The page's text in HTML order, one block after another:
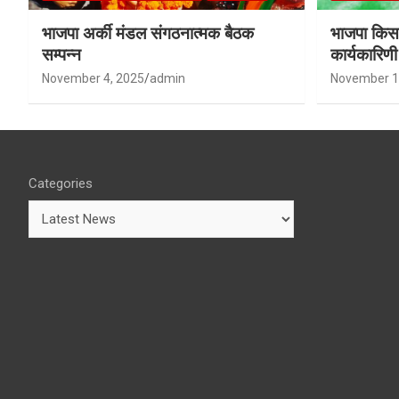
भाजपा अर्की मंडल संगठनात्मक बैठक
सम्पन्न
November 4, 2025 admin
भाजपा
शर्मा बने
November
Categories